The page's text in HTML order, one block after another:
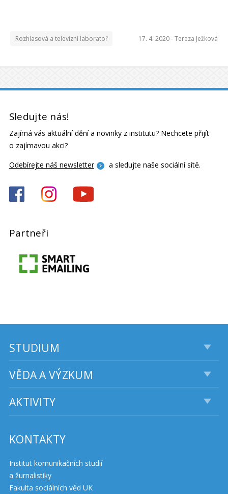
Rozhlasová a televizní laboratoř 17. 4. 2020 -Tereza Ježková
Sledujte nás!
Zajímá vás aktuální dění a novinky z institutu? Nechcete přijít
o zajímavou akci?
Odebírejte náš newsletter
a sledujte naše sociální sítě.
Partneři
STUDIUM
VĚDA A VÝZKUM
AKTIVITY
KONTAKTY
Institut komunikačních studií
a žurnalistiky
Fakulta sociálních věd UK